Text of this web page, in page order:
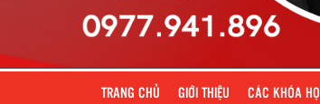
TRANG CHỦ GIỚI THIỆU CÁC KHÓA